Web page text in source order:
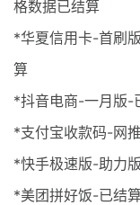
格数据已结算
*华夏信用卡-首刷
算
*抖音电商-一月版-
*支付宝收款码-网
*快手极速版-助力
*美团拼好饭-已结